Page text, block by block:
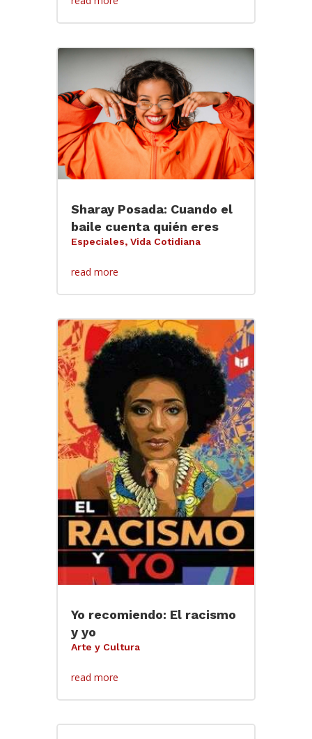
Sharay Posada: Cuando el
baile cuenta quién eres
Especiales, Vida Cotidiana
read more
Yo recomiendo: El racismo
y yo
Arte y Cultura
read more